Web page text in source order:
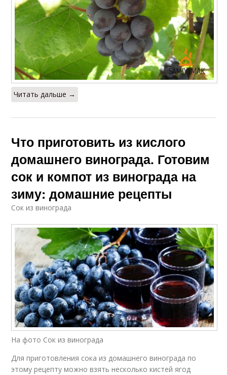
Читать дальше →
Что приготовить из кислого
домашнего винограда. Готовим
сок и компот из винограда на
зиму: домашние рецепты
Сок из винограда
На фото Сок из винограда
Для приготовления сока из домашнего винограда по
этому рецепту можно взять несколько кистей ягод